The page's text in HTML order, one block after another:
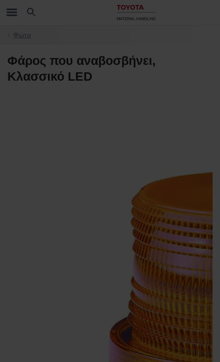
Φώτα
Φάρος που αναβοσβήνει,
Κλασσικό LED